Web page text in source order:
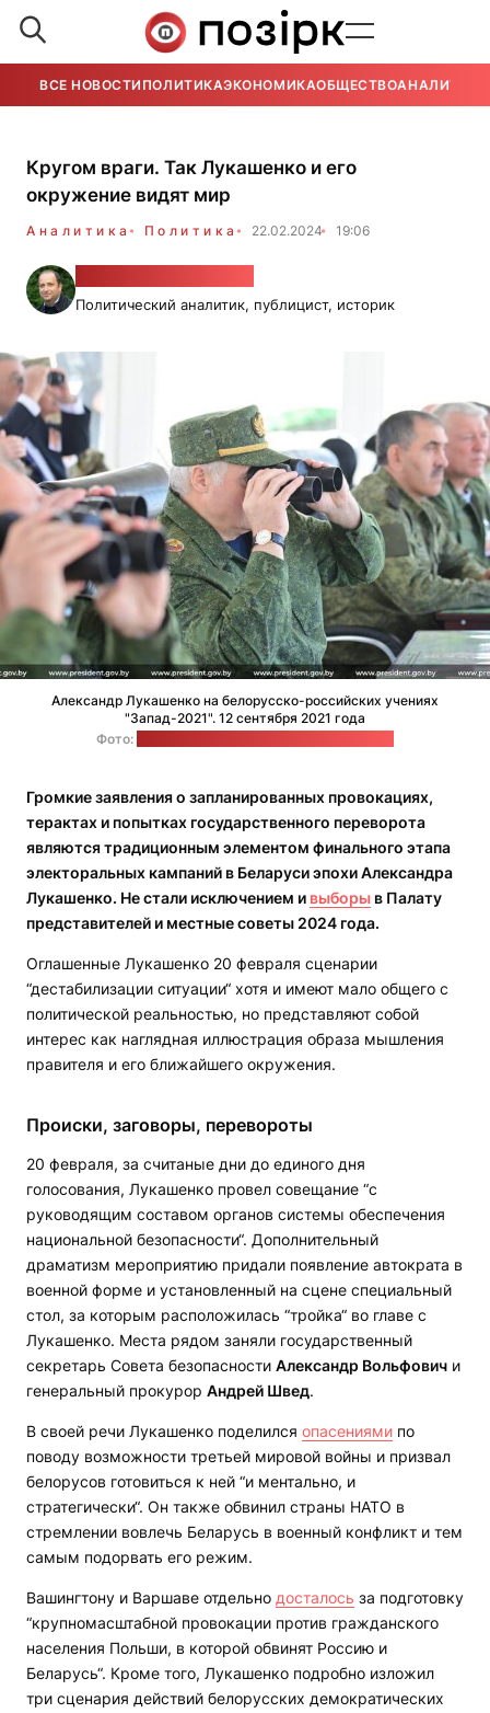
ВСЕ НОВОСТИ ПОЛИТИКАЭКОНОМИКАОБЩЕСТВОАНАЛИТИКА
Кругом враги. Так Лукашенко и его
окружение видят мир
Аналитика Политика 22.02.2024 19:06
Политический аналитик, публицист, историк
Александр Лукашенко на белорусско-российских учениях
"Запад-2021". 12 сентября 2021 года
Фото:
Громкие заявления о запланированных провокациях,
терактах и попытках государственного переворота
являются традиционным элементом финального этапа
электоральных кампаний в Беларуси эпохи Александра
Лукашенко. Не стали исключением и выборы в Палату
представителей и местные советы 2024 года.
Оглашенные Лукашенко 20 февраля сценарии
“дестабилизации ситуации“ хотя и имеют мало общего с
политической реальностью, но представляют собой
интерес как наглядная иллюстрация образа мышления
правителя и его ближайшего окружения.
Происки, заговоры, перевороты
20 февраля, за считаные дни до единого дня
голосования, Лукашенко провел совещание “с
руководящим составом органов системы обеспечения
национальной безопасности“. Дополнительный
драматизм мероприятию придали появление автократа в
военной форме и установленный на сцене специальный
стол, за которым расположилась “тройка“ во главе с
Лукашенко. Места рядом заняли государственный
секретарь Совета безопасности Александр Вольфович и
генеральный прокурор Андрей Швед.
В своей речи Лукашенко поделился опасениями по
поводу возможности третьей мировой войны и призвал
белорусов готовиться к ней “и ментально, и
стратегически“. Он также обвинил страны НАТО в
стремлении вовлечь Беларусь в военный конфликт и тем
самым подорвать его режим.
Вашингтону и Варшаве отдельно досталось за подготовку
“крупномасштабной провокации против гражданского
населения Польши, в которой обвинят Россию и
Беларусь“. Кроме того, Лукашенко подробно изложил
три сценария действий белорусских демократических